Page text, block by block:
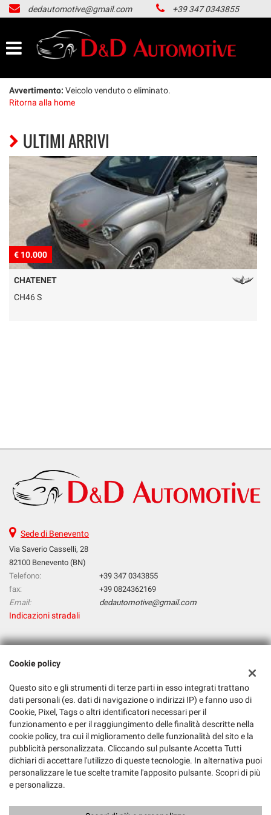
HOME
LISTA VEICOLI
ACQUISTIAMO USATO
CONTATTI
NEWS
AREA COMMERCIANTI
dedautomotive@gmail.com +39 347 0343855
Avvertimento: Veicolo venduto o eliminato.
Ritorna alla home
ULTIMI ARRIVI
€ 10.000
CHATENET
CH46 S
Sede di Benevento
Via Saverio Casselli, 28
82100 Benevento (BN)
Telefono:
+39 347 0343855
fax:
+39 0824362169
Email:
dedautomotive@gmail.com
Indicazioni stradali
Dati fiscali:
Via Saverio Casselli, 28, 82100 Benevento BN
C.F/P.IVA:01561740620
Registro delle imprese:BN
Cookie policy
Questo sito e gli strumenti di terze parti in esso integrati trattano
dati personali (es. dati di navigazione o indirizzi IP) e fanno uso di
Cookie, Pixel, Tags o altri identificatori necessari per il
funzionamento e per il raggiungimento delle finalità descritte nella
cookie policy, tra cui il miglioramento delle funzionalità del sito e la
pubblicità personalizzata. Cliccando sul pulsante Accetta Tutti
dichiari di accettare l'utilizzo di queste tecnologie. In alternativa puoi
personalizzare le tue scelte tramite l'apposito pulsante. Scopri di più
e personalizza.